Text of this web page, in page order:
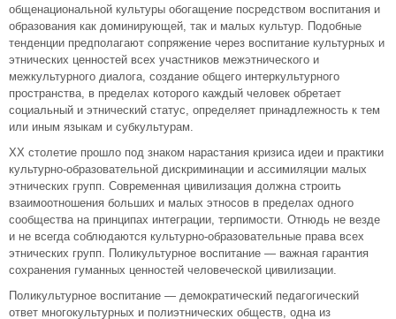
общенациональной культуры обогащение посредством воспитания и
образования как доминирующей, так и малых культур. Подобные
тенденции предполагают сопряжение через воспитание культурных и
этнических ценностей всех участников межэтнического и
межкультурного диалога, создание общего интеркультурного
пространства, в пределах которого каждый человек обретает
социальный и этнический статус, определяет принадлежность к тем
или иным языкам и субкультурам.
XX столетие прошло под знаком нарастания кризиса идеи и практики
культурно-образовательной дискриминации и ассимиляции малых
этнических групп. Современная цивилизация должна строить
взаимоотношения больших и малых этносов в пределах одного
сообщества на принципах интеграции, терпимости. Отнюдь не везде
и не всегда соблюдаются культурно-образовательные права всех
этнических групп. Поликультурное воспитание — важная гарантия
сохранения гуманных ценностей человеческой цивилизации.
Поликультурное воспитание — демократический педагогический
ответ многокультурных и полиэтнических обществ, одна из